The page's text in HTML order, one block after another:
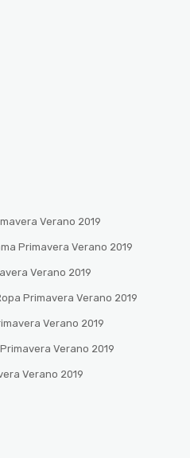
Verano 2019
Primavera Verano 2019
Verano 2019
Primavera Verano 2019
Verano 2019
Verano 2019
Verano 2019